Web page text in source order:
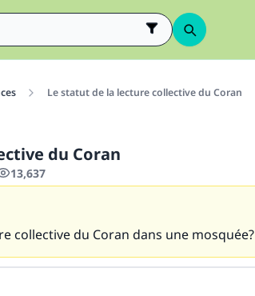
Le statut de la lecture collective du Coran
du Coran
13,637
collective du Coran dans une mosquée?